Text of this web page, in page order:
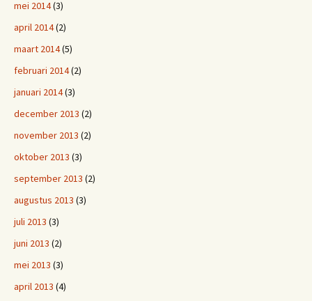
mei 2014(3)
april 2014(2)
maart 2014(5)
februari 2014(2)
januari 2014(3)
december 2013 (2)
november 2013 (2)
oktober 2013 (3)
september 2013 (2)
augustus 2013 (3)
juli 2013 (3)
juni 2013 (2)
mei 2013 (3)
april 2013 (4)